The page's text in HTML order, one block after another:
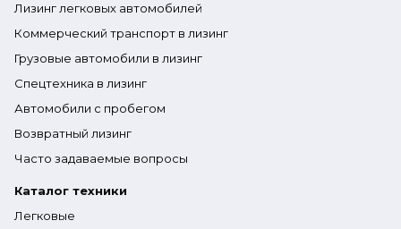
Лизинг легковых автомобилей
Коммерческий транспорт в лизинг
Грузовые автомобили в лизинг
Спецтехника в лизинг
Автомобили с пробегом
Возвратный лизинг
Часто задаваемые вопросы
Каталог техники
Легковые